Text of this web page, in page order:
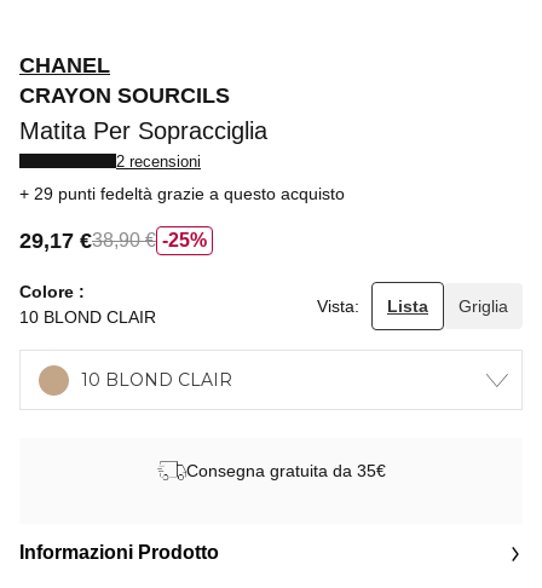
CHANEL
CRAYON SOURCILS
Matita Per Sopracciglia
2 recensioni
29 punti fedeltà grazie a questo acquisto
25%
29,17 €38,90 €
Colore
10 BLOND CLAIR
Vista: Lista Griglia
10 BLOND CLAIR
Consegna gratuita da 35€
Informazioni Prodotto